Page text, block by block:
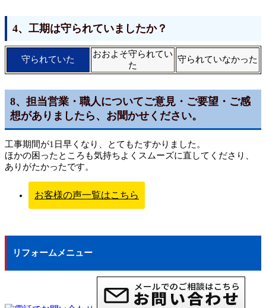
4、工期は守られていましたか？
守られていた
おおよそ守られてい
た
守られていなかった
8、担当営業・職人についてご意見・ご要望・ご感
想がありましたら、お聞かせください。
工事期間が1日早くなり、とてもたすかりました。
ほかの困ったところも気持ちよくスムーズに直してくださり、
ありがたかったです。
お客様の声一覧はこちら
リフォームメニュー